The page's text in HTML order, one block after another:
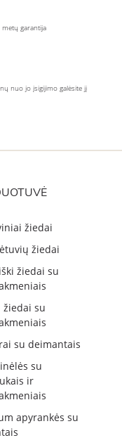
garantija
nuo jo įsigijimo galėsite jį
žiedai
žiedai
žiedai su
žiedai su
su deimantais
su
ir
apyrankės su